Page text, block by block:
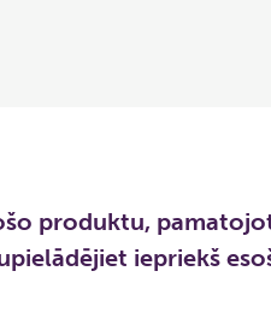
produktu,
iepriekš